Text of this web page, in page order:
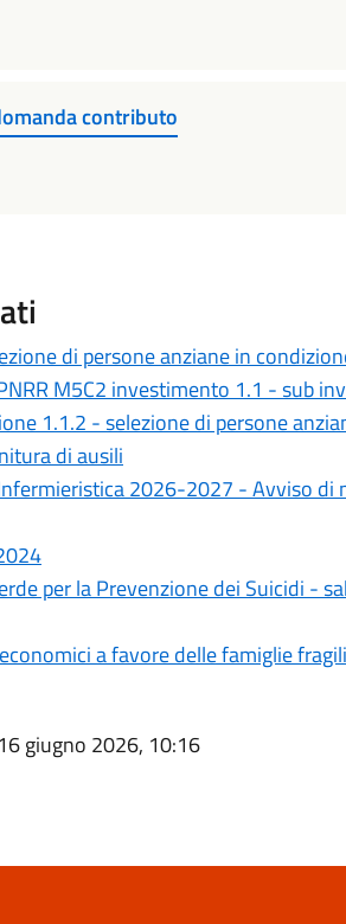
contributo
di persone anziane in
M5C2 investimento 1.1 - sub
1.1.2 - selezione di persone
di ausili
2026-2027 - Avviso di
per la Prevenzione dei Suicidi -
a favore delle famiglie
giugno 2026, 10:16